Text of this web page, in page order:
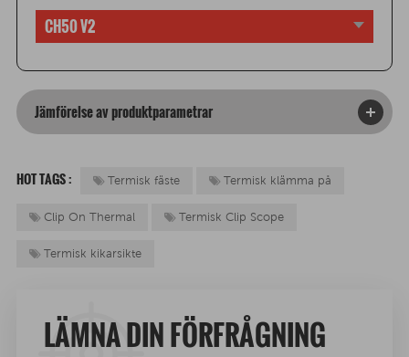
CH50 V2
Jämförelse av produktparametrar
HOT TAGS : Termisk fäste Termisk klämma på
Clip On Thermal Termisk Clip Scope
Termisk kikarsikte
LÄMNA DIN FÖRFRÅGNING